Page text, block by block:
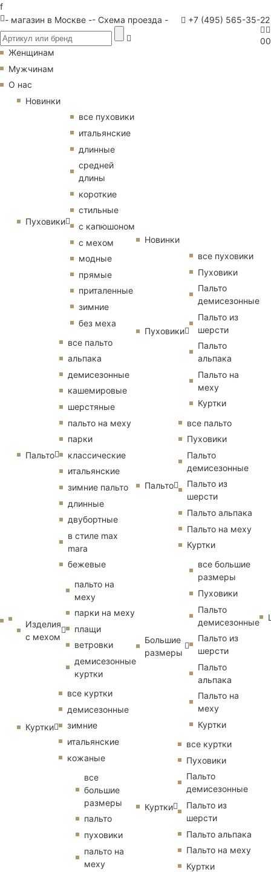
f
- магазин в Москве -- Схема проезда - +7 (495) 565-35-22
00
Женщинам
Мужчинам
О нас
Новинки
Пуховики
все пуховики
итальянские
длинные
средней
длины
короткие
стильные
с капюшоном
с мехом
модные
прямые
приталенные
зимние
без меха
Пальто
все пальто
альпака
демисезонные
кашемировые
шерстяные
пальто на меху
парки
классические
итальянские
зимние пальто
длинные
двубортные
в стиле max
mara
бежевые
Изделия
с мехом
пальто на
меху
парки на меху
плащи
ветровки
демисезонные
куртки
Куртки
все куртки
демисезонные
зимние
итальянские
кожаные
все
большие
размеры
пальто
пуховики
пальто на
меху
Новинки
Пуховики
все пуховики
Пуховики
Пальто
демисезонные
Пальто из
шерсти
Пальто
альпака
Пальто на
меху
Куртки
Пальто
все пальто
Пуховики
Пальто
демисезонные
Пальто из
шерсти
Пальто альпака
Пальто на меху
Куртки
Большие
размеры
все большие
размеры
Пуховики
Пальто
демисезонные
Пальто из
шерсти
Пальто
альпака
Пальто на
меху
Куртки
Куртки
все куртки
Пуховики
Пальто
демисезонные
Пальто из
шерсти
Пальто альпака
Пальто на меху
Куртки